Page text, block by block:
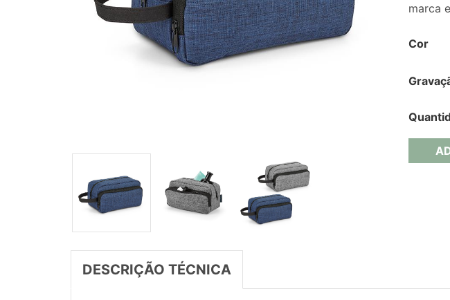
marca
Cor
DESCRIÇÃO TÉCNICA